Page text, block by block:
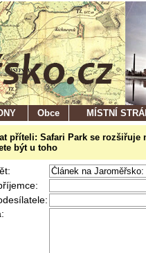
Obce MÍSTNÍ
příteli: Safari Park se rozšiřuje
být u toho